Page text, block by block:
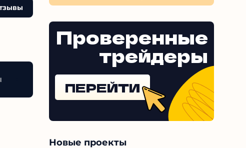
криптокошельке «Фортигу» от пользователей в Сети
Проверенные
трейдеры
ПЕРЕЙТИ
Новые проекты